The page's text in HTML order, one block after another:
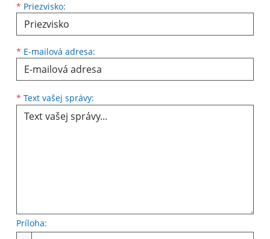
* Priezvisko:
* E-mailová adresa:
* Text vašej správy:
Príloha: